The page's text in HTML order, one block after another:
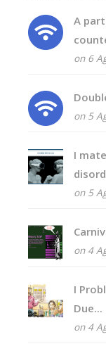
A
on 6
on 5
I
on 5
on 4
I
Due...
on 4